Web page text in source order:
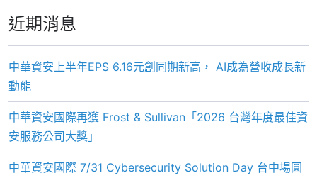
近期消息
中華資安上半年EPS 6.16元創同期新高， AI成為營收成長新
動能
中華資安國際再獲 Frost & Sullivan「2026 台灣年度最佳資
安服務公司大獎」
中華資安國際 7/31 Cybersecurity Solution Day 台中場圓